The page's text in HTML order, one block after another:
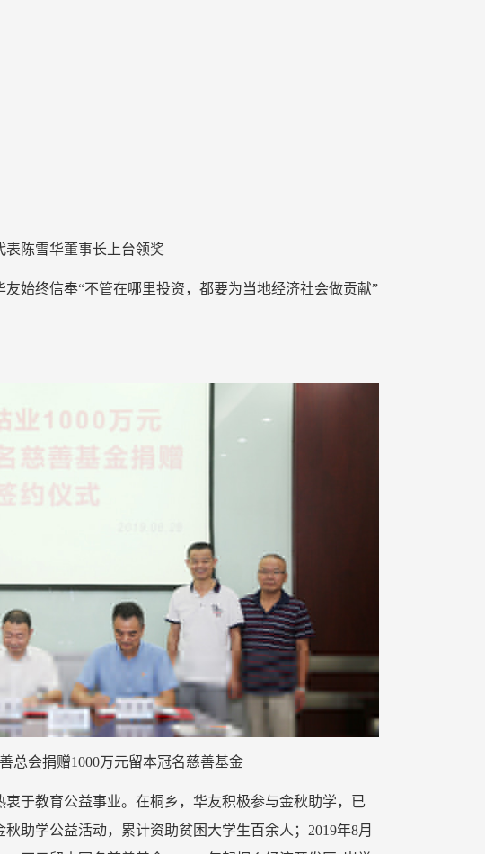
陈雪华董事长上台领奖
始终信奉“不管在哪里投资，都要为当地经济社会做贡献”
总会捐赠1000万元留本冠名慈善基金
于教育公益事业。在桐乡，华友积极参与金秋助学，已
助学公益活动，累计资助贫困大学生百余人；2019年8月